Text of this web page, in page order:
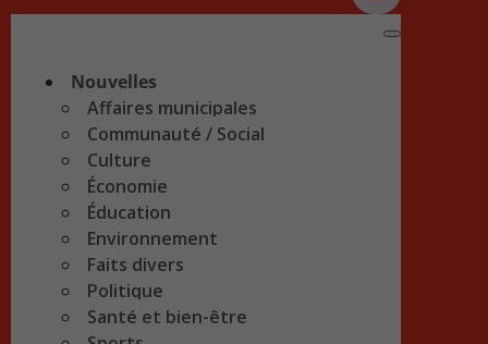
Nouvelles
Affaires municipales
Communauté / Social
Culture
Économie
Éducation
Environnement
Faits divers
Politique
Santé et bien-être